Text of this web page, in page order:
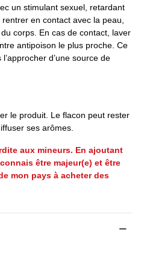
un stimulant sexuel, retardant
en contact avec la peau,
corps. En cas de contact, laver
antipoison le plus proche. Ce
d’une source de
le produit. Le flacon peut rester
ses arômes.
aux mineurs. En ajoutant
être majeur(e) et être
mon pays à acheter des